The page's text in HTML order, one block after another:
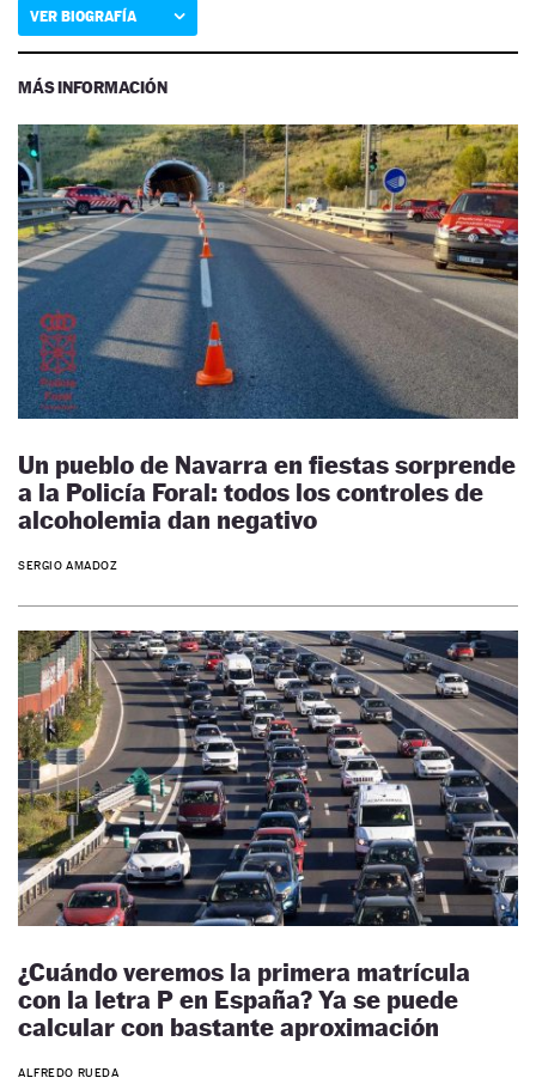
VER BIOGRAFÍA
MÁS INFORMACIÓN
Un pueblo de Navarra en fiestas sorprende
a la Policía Foral: todos los controles de
alcoholemia dan negativo
SERGIO AMADOZ
¿Cuándo veremos la primera matrícula
con la letra P en España? Ya se puede
calcular con bastante aproximación
ALFREDO RUEDA